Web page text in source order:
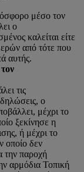
μέσο τον
ο
καλείται είτε
από τότε που
αυτής.
τις
ο
μέχρι το
ξεκίνησε η
ή μέχρι το
οποίο δεν
την παροχή
αρμόδια Τοπική